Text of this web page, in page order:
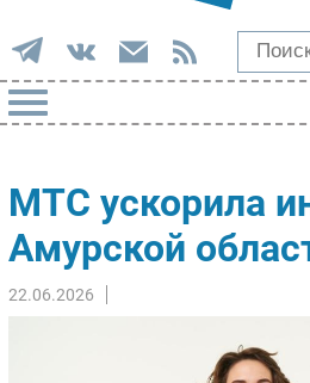
Импорто­замещение
Автоматизация
Интернет
Фиксированная связь
МТС ускорила
Амурской
22.06.2026